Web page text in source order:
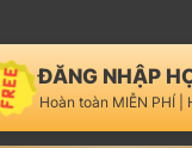
ĐĂNG NHẬP
Hoàn toàn MIỄN PHÍ |